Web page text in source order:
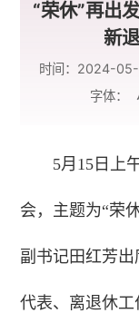
“荣休”再出
新
时间：2024-
字体：
5月15日上
会，主题为“荣
副书记田红芳出
代表、离退休工